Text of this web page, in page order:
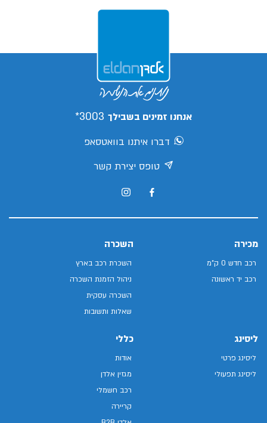
אנחנו זמינים בשבילך 3003*
דברו איתנו בוואטסאפ
טופס יצירת קשר
מכירה
רכב חדש 0 ק"מ
רכב יד ראשונה
השכרה
השכרת רכב בארץ
ניהול הזמנת השכרה
השכרה עסקית
שאלות ותשובות
ליסינג
ליסינג פרטי
ליסינג תפעולי
כללי
אודות
מגזין אלדן
רכב חשמלי
קריירה